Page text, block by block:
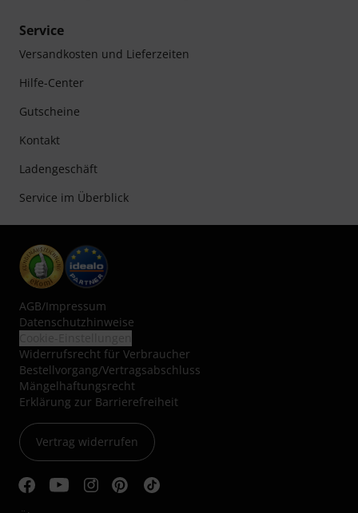
Service
Versandkosten und Lieferzeiten
Hilfe-Center
Gutscheine
Kontakt
Ladengeschäft
Service im Überblick
AGB/Impressum
Datenschutzhinweise
Widerrufsrecht für Verbraucher
Bestellvorgang/Vertragsabschluss
Mängelhaftungsrecht
Erklärung zur Barrierefreiheit
Vertrag widerrufen